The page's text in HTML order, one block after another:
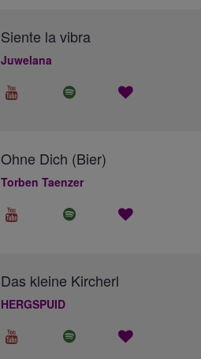
Siente la vibra
Juwelana
Ohne Dich (Bier)
Torben Taenzer
Das kleine Kircherl
HERGSPUID